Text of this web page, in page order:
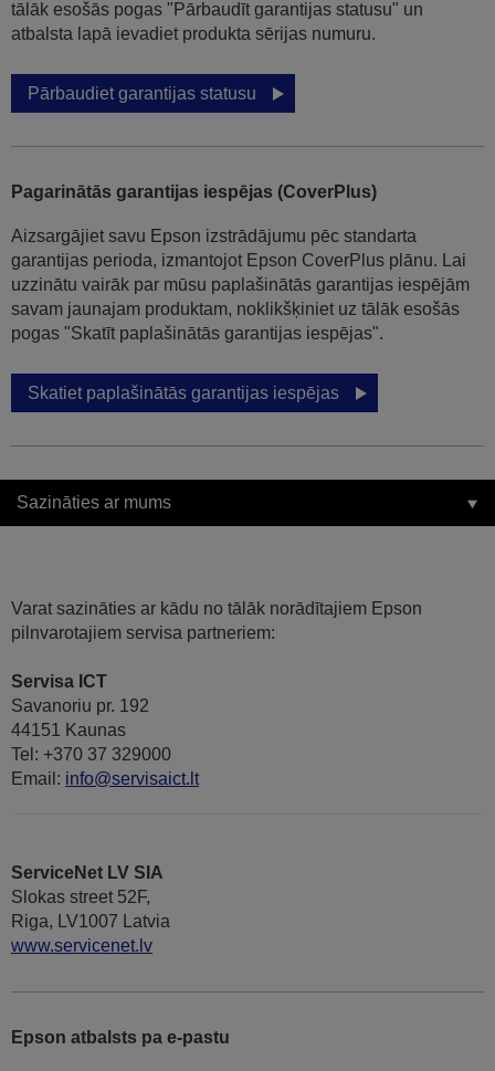
tālāk esošās pogas "Pārbaudīt garantijas statusu" un
atbalsta lapā ievadiet produkta sērijas numuru.
Pārbaudiet garantijas statusu
Pagarinātās garantijas iespējas (CoverPlus)
Aizsargājiet savu Epson izstrādājumu pēc standarta
garantijas perioda, izmantojot Epson CoverPlus plānu. Lai
uzzinātu vairāk par mūsu paplašinātās garantijas iespējām
savam jaunajam produktam, noklikšķiniet uz tālāk esošās
pogas "Skatīt paplašinātās garantijas iespējas".
Skatiet paplašinātās garantijas iespējas
Sazināties ar mums
Varat sazināties ar kādu no tālāk norādītajiem Epson
pilnvarotajiem servisa partneriem:
Servisa ICT
Savanoriu pr. 192
44151 Kaunas
Tel: +370 37 329000
Email: info@servisaict.lt
ServiceNet LV SIA
Slokas street 52F,
Riga, LV1007 Latvia
www.servicenet.lv
Epson atbalsts pa e-pastu